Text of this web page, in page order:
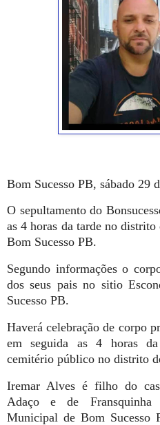
Bom Sucesso PB, sábado 29
O sepultamento do
as 4 horas da tarde no
Bom Sucesso PB.
Segundo informações o
dos seus pais no sitio
Sucesso PB.
Haverá celebração de corpo
em seguida as 4 horas
cemitério público no distrito
Iremar Alves é filho do
Adaço e de Fransquinha
Municipal de Bom Sucesso